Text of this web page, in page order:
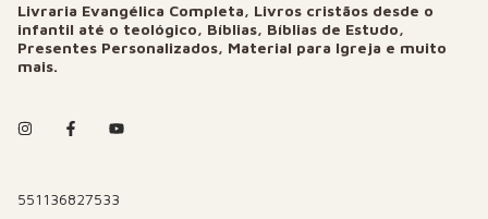
Livraria Evangélica Completa, Livros cristãos desde o
infantil até o teológico, Bíblias, Bíblias de Estudo,
Presentes Personalizados, Material para Igreja e muito
mais.
551136827533